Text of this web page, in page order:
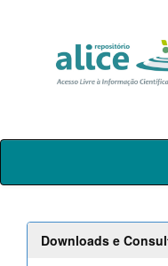
Skip
Downloads e